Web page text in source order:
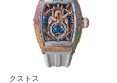
クストス